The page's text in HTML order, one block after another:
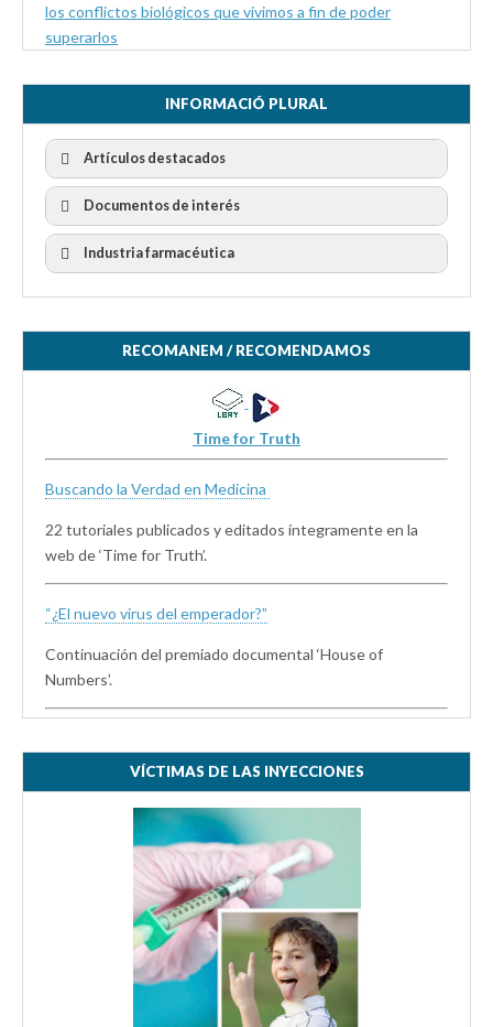
los conflictos biológicos que vivimos a fin de poder
superarlos
INFORMACIÓ PLURAL
Artículos destacados
Documentos de interés
Industria farmacéutica
RECOMANEM / RECOMENDAMOS
Time for Truth
Buscando la Verdad en Medicina
22 tutoriales publicados y editados íntegramente en la
web de ‘Time for Truth’.
“¿El nuevo virus del emperador?”
Continuación del premiado documental ‘House of
Numbers’.
VÍCTIMAS DE LAS INYECCIONES